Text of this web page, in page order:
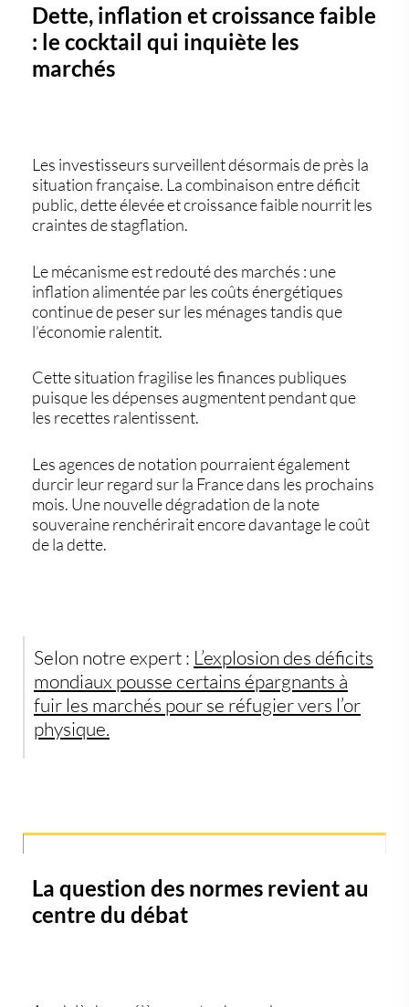
Dette, inflation et croissance faible
: le cocktail qui inquiète les
marchés
Les investisseurs surveillent désormais de près la
situation française. La combinaison entredéficit
public, dette élevée et croissance faible nourrit les
craintes de stagflation.
Le mécanisme est redouté des marchés : une
inflation alimentée par les coûts énergétiques
continue de peser sur les ménages tandis que
l’économie ralentit.
Cette situation fragilise les finances publiques
puisque les dépenses augmentent pendant que
les recettes ralentissent.
Les agences de notation pourraient également
durcir leur regard sur la France dans les prochains
mois. Une nouvelle dégradation de la note
souveraine renchérirait encore davantage le coût
de la dette.
Selon notre expert : L’explosion des déficits
mondiaux pousse certains épargnants à
fuir les marchés pour se réfugier vers l’or
physique.
La question des normes revient au
centre du débat